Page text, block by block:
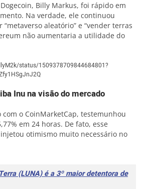
Billy Markus, foi rápido em
Na verdade, ele continuou
aleatório” e “vender terras
não aumentaria a utilidade do
status/1509378709844684801?
Inu na visão do mercado
com o CoinMarketCap, testemunhou
em 24 horas. De fato, esse
otimismo muito necessário no
(LUNA) é a 3º maior detentora de